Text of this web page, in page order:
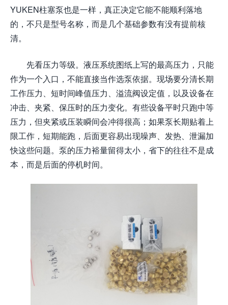
YUKEN柱塞泵也是一样，真正决定它能不能顺利落地
的，不只是型号名称，而是几个基础参数有没有提前核
清。
先看压力等级。液压系统图纸上写的最高压力，只能
作为一个入口，不能直接当作选泵依据。现场要分清长期
工作压力、短时间峰值压力、溢流阀设定值，以及设备在
冲击、夹紧、保压时的压力变化。有些设备平时只跑中等
压力，但夹紧或压装瞬间会冲得很高；如果泵长期贴着上
限工作，短期能跑，后面更容易出现噪声、发热、泄漏加
快这些问题。泵的压力裕量留得太小，省下的往往不是成
本，而是后面的停机时间。